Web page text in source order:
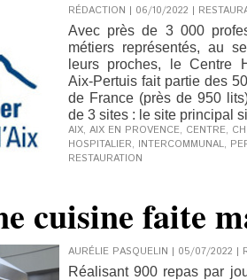
RÉDACTION | 06/10/2022 |
Avec près de 3 000
métiers représentés, au
leurs proches, le Centre
Aix-Pertuis fait partie des
de France (près de 950
de 3 sites : le site principal
AIX, AIX EN PROVENCE, CENTRE, CH
HOSPITALIER, INTERCOMMUNAL,
RESTAURATION
cuisine faite
AURÉLIE PASQUELIN | 05/07/2022 |
Réalisant 900 repas par